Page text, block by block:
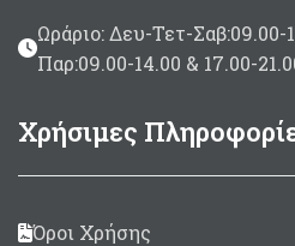
Ωράριο: Δευ-Τετ-Σαβ:09.00-
Παρ:09.00-14.00 & 17.00-
Χρήσιμες
Όροι Χρήσης